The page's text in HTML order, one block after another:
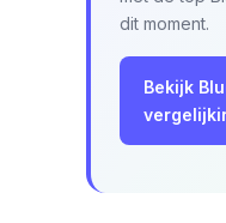
dit moment.
Bekijk